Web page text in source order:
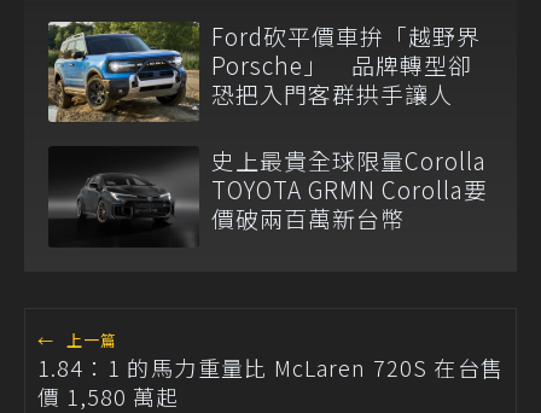
Ford砍平價車拚「越野界
Porsche」 品牌轉型卻
恐把入門客群拱手讓人
史上最貴全球限量Corolla
TOYOTA GRMN Corolla要
價破兩百萬新台幣
← 上一篇
1.84：1 的馬力重量比 McLaren 720S 在台售
價 1,580 萬起